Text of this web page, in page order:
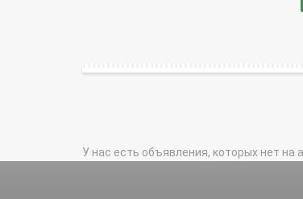
У нас есть объявления, которых нет на